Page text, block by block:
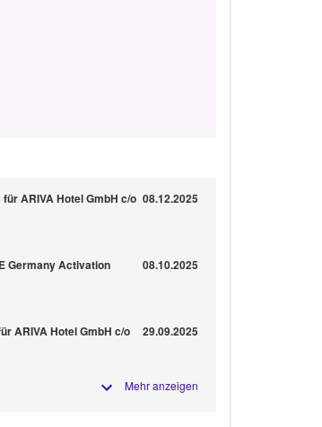
ARIVA Hotel GmbH c/o 08.12.2025
Germany Activation
08.10.2025
ARIVA Hotel GmbH c/o
29.09.2025
Mehr anzeigen